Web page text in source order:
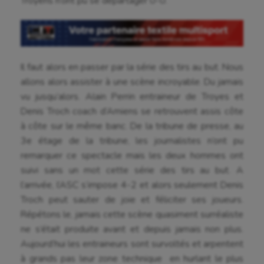
Cheerleading
Course à pied
Crossfit
Danse
Equitation
Escalade
Escrime
Flag football
Football américain
Il faut alors en passer par la série des tirs au but. Nous
allons alors assister à une scène incroyable. Du jamais
vu jusqu’alors. Alain Perrin entraineur de Troyes et
Denis Troch coach d’Amiens se retrouvent assis côte
à côte sur le même banc. De la tribune de presse, au
3e étage de la tribune, les journalistes n’ont pu
remarquer ce spectacle mais les deux hommes ont
suivi sans un mot cette série des tirs au but. A
l’arrivée, l’ASC s’impose 4-2 et alors seulement Denis
Troch peut sauter de joie et féliciter ses joueurs.
Répétons le, jamais cette scène quasiment surréaliste
ne s’était produite avant et depuis jamais non plus.
Aujourd’hui les entraineurs sont survoltés et arpentent
à grands pas leur zone technique en hurlant le plus